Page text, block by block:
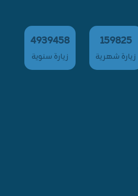
159825
زيارة شهرية
4939458
زيارة سنوية